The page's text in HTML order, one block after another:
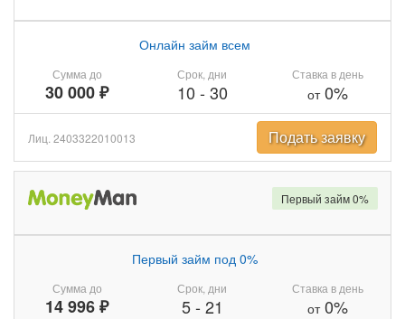
Сумма до
30 000 ₽
Онлайн займ всем
Срок, дни
10 - 30
Ставка в день
от0%
Лиц. 2403322010013 Подать заявку
Сумма до
14 996 ₽
Первый займ под 0%
Срок, дни
5- 21
Ставка в день
от0%
Первый займ 0%